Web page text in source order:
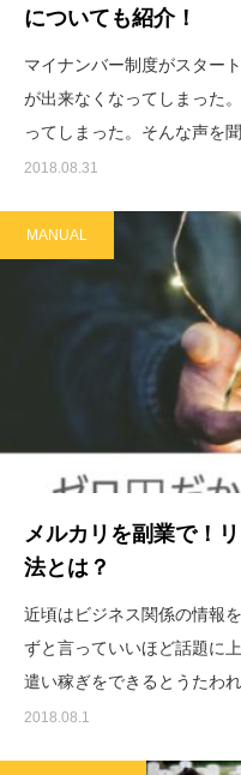
についても紹介！
マイナンバー制度がスター
が出来なくなってしまった
ってしまった。そんな声を
2018.08.31
MANUAL
メルカリを副業で！
法とは？
近頃はビジネス関係の情報
ずと言っていいほど話題に
遣い稼ぎをできるとうたわ
2018.08.1